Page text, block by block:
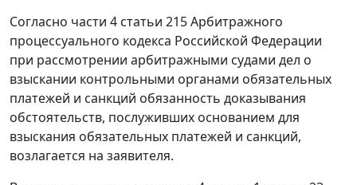
Согласно части 4 статьи 215 Арбитражного
процессуального кодекса Российской Федерации
при рассмотрении арбитражными судами дел о
взыскании контрольными органами обязательных
платежей и санкций обязанность доказывания
обстоятельств, послуживших основанием для
взыскания обязательных платежей и санкций,
возлагается на заявителя.